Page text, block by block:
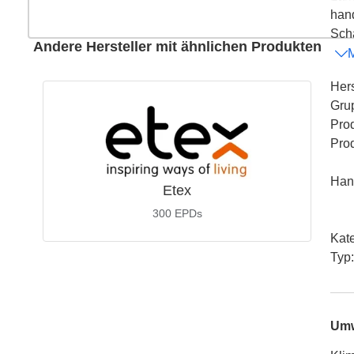
Andere Hersteller mit ähnlichen Produkten
Etex
300 EPDs
Typ: